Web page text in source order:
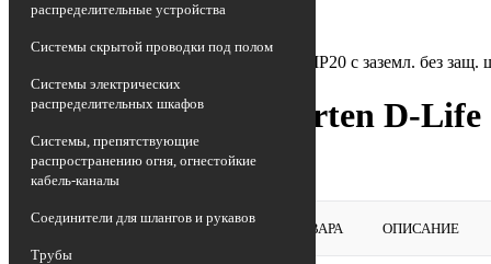
распределительные устройства
Системы скрытой проводки под полом
Системы электрических
распределительных шкафов
Системы, препятствующие
распространению огня, огнестойкие
кабель-каналы
Соединители для шлангов и рукавов
Трубы
Розетка силовая (штепсельная)
•
Розетка 1-м СП Merten D-Life 16А IP20 с заземл. без
Розетка 1-м СП Merten D-
MTN2301-6051
ВЕРНУТЬСЯ В РАЗДЕЛ ОБЗОР ТОВАРА ОПИСАНИЕ